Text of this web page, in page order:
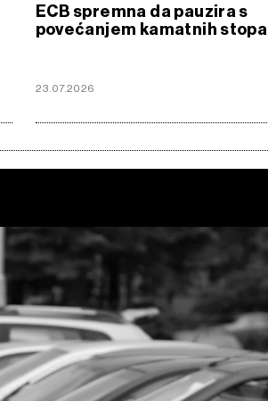
ECB spremna da pauzira s
povećanjem kamatnih stopa
23.07.2026